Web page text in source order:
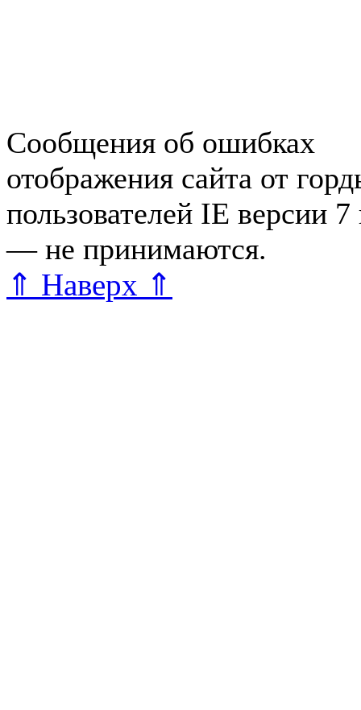
Сообщения об ошибках
отображения сайта от
пользователей IE версии
— не принимаются.
⇑ Наверх ⇑